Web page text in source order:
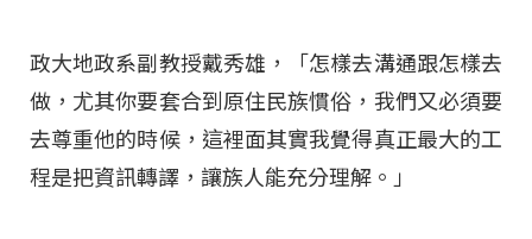
政大地政系副教授戴秀雄，「怎樣去溝通跟怎樣去
做，尤其你要套合到原住民族慣俗，我們又必須要
去尊重他的時候，這裡面其實我覺得真正最大的工
程是把資訊轉譯，讓族人能充分理解。」